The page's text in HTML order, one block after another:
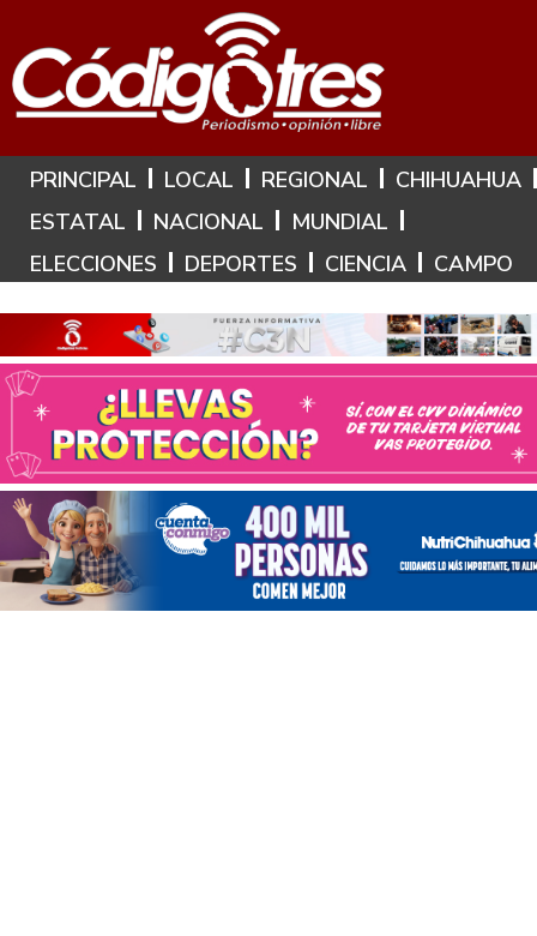
Hoy es: 5 de Agosto de 2026
PRINCIPAL LOCAL REGIONAL
CHIHUAHUA
ESTATAL
NACIONAL
MUNDIAL
ELECCIONES
DEPORTES CIENCIA CAMPO